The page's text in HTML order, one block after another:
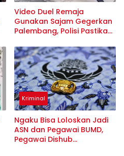
Video Duel Remaja
Gunakan Sajam Gegerkan
Palembang, Polisi Pastikan
Kriminal
Ngaku Bisa Loloskan Jadi
ASN dan Pegawai BUMD,
Pegawai Dishub